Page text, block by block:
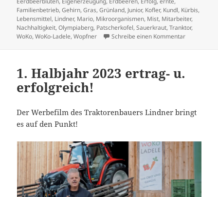
Familienbetrieb,Gehirn,Gras,Grünland, Junior, Kofler, Kundl, Kürbis,
Lebensmittel, Lindner, Mario, Mikroorganismen, Mist, Mitarbeiter,
Nachhaltigkeit,Olympiaberg, Patscherkofel,Sauerkraut,Tranktor,
WoKo,WoKo-Ladele,Wopfner Schreibe einen Kommentarzu Das Jahr
1. Halbjahr 2023 ertrag- u.
erfolgreich!
Der Werbefilm des Traktorenbauers Lindner bringt
es auf den Punkt!